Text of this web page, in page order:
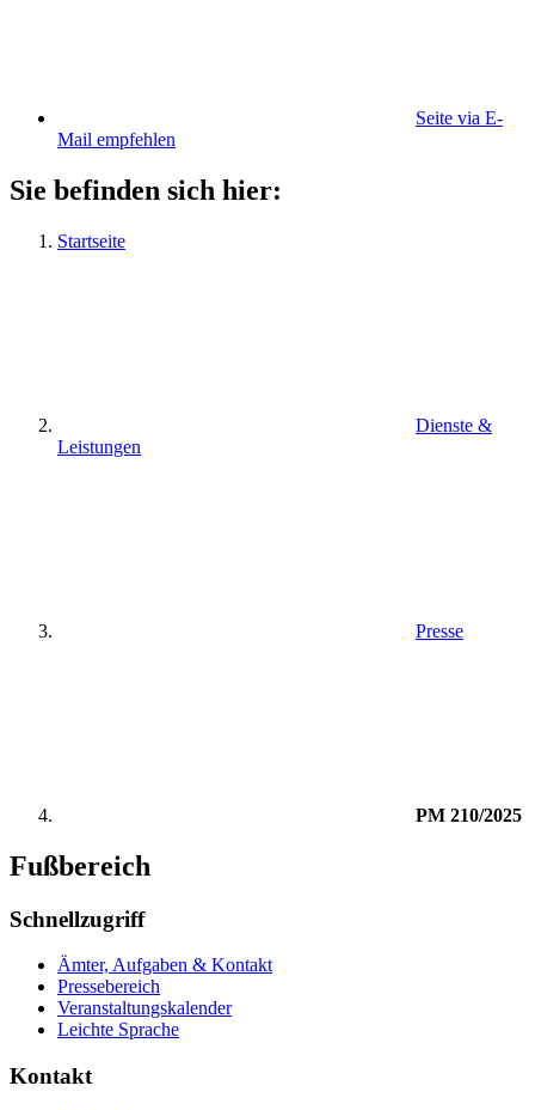
Seite via E-
Mail empfehlen
Sie befinden sich hier:
Startseite
Dienste &
Leistungen
Presse
PM 210/2025
Fußbereich
Schnellzugriff
Ämter, Aufgaben & Kontakt
Pressebereich
Veranstaltungskalender
Leichte Sprache
Kontakt